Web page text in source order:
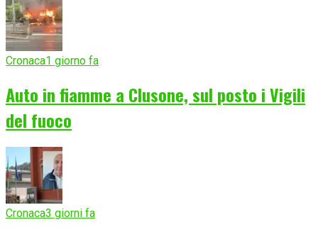
Cronaca1 giorno fa
Auto in fiamme a Clusone, sul posto i Vigili
del fuoco
Cronaca3 giorni fa